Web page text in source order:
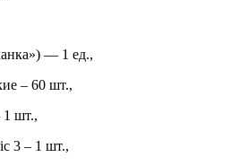
— 1 ед.,
– 60 шт.,
шт.,
3 – 1 шт.,